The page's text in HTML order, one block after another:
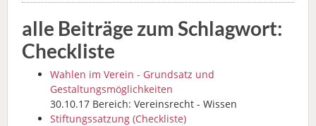
alle Beiträge zum Schlagwort:
Checkliste
Wahlen im Verein - Grundsatz und
Gestaltungsmöglichkeiten
30.10.17 Bereich: Vereinsrecht - Wissen
Stiftungssatzung (Checkliste)